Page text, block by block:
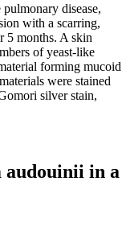
disease,
with a scarring,
5 months. A skin
of yeast-like
forming mucoid
were stained
silver stain,
audouinii in a